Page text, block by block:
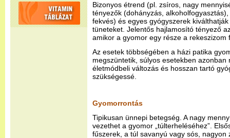
Bizonyos étrend (pl. zsíros, nagy
tényezők (dohányzás,
fekvés) és egyes gyógyszerek
tüneteket. Jelentős hajlamosító tényező
amikor a gyomor egy része a rekeszizom
Az esetek többségében a házi patika
megszüntetik, súlyos esetekben azonban
életmódbeli változás és hosszan tartó
szükségessé.
Gyomorrontás
Tipikusan ünnepi betegség. A nagy
vezethet a gyomor „túlterheléséhez”.
fűszerek, a túl savanyú vagy sós,